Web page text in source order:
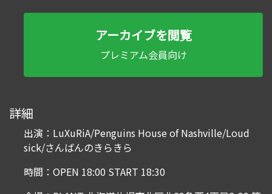
アーカイブを閲覧
プレミアム会員向け
詳細
出演：LuXuRiA/Penguins House of Nashville/Loud
sick/さんばんのきらきら
時間：OPEN 18:00 START 18:30